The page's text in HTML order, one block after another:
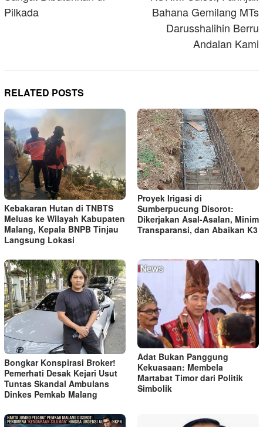
Pilkada
Bahana Gemilang MTs
Darusshalihin Berru
Andalan Kami
RELATED POSTS
Kebakaran Hutan di TNBTS
Meluas ke Wilayah Kabupaten
Malang, Kepala BNPB Tinjau
Langsung Lokasi
Proyek Irigasi di
Sumberpucung Disorot:
Dikerjakan Asal-Asalan, Minim
Transparansi, dan Abaikan K3
Bongkar Konspirasi Broker!
Pemerhati Desak Kejari Usut
Tuntas Skandal Ambulans
Dinkes Pemkab Malang
Adat Bukan Panggung
Kekuasaan: Membela
Martabat Timor dari Politik
Simbolik